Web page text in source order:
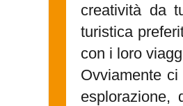
creatività da
turistica
con i loro
Ovviamente